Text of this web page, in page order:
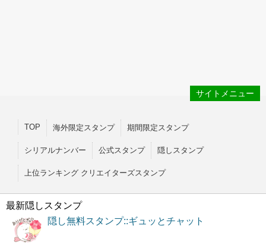
サイトメニュー
TOP 海外限定スタンプ 期間限定スタンプ
シリアルナンバー 公式スタンプ 隠しスタンプ
上位ランキング クリエイターズスタンプ
最新隠しスタンプ
隠し無料スタンプ::ギュッとチャット